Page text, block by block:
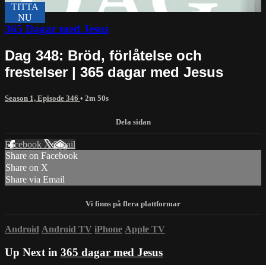
365 Dagar med Jesus
Dag 348: Bröd, förlåtelse och
frestelser | 365 dagar med Jesus
Season 1, Episode 346 • 2m 50s
Facebook XEmail
Share on Facebook
Share on X
Share via Email
Android Android TV iPhone Apple TV
Up Next in 365 dagar med Jesus